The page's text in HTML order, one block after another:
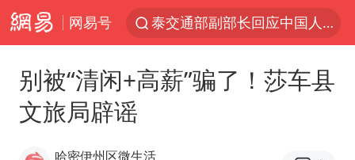
网易号
泰交通部副部长回应中国人遭歧视手势
勒沃库森U17主帅盛赞赵松源
别被“清闲+高薪”骗了！莎车县
文旅局辟谣
哈密伊州区微生活